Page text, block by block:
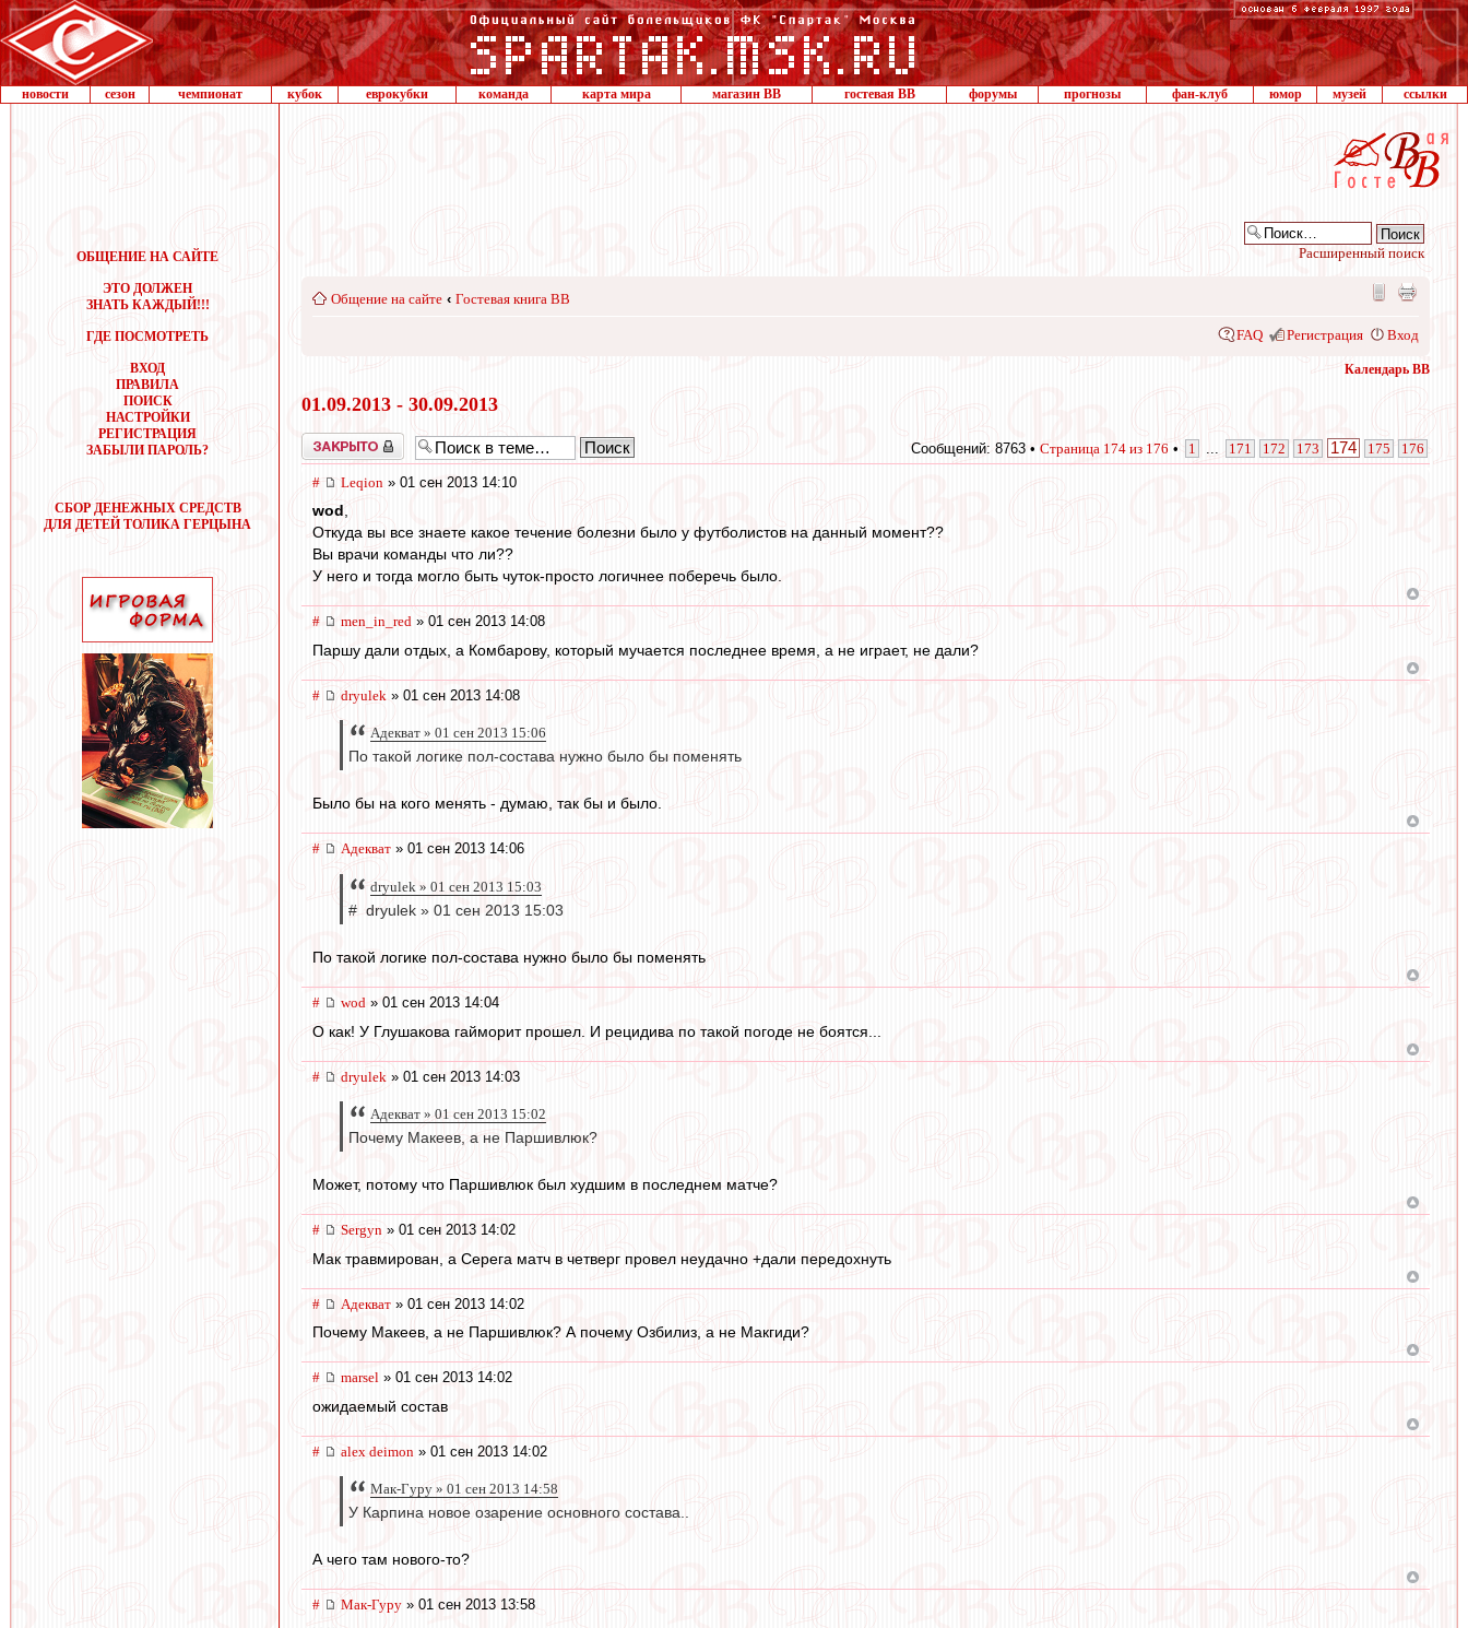
новости сезон чемпионат кубок еврокубки команда карта мира магазин ВВ гостевая ВВ форумы прогнозы фан-клуб юмор музей ссылки
ОБЩЕНИЕ НА САЙТЕ
ЭТО ДОЛЖЕН
ЗНАТЬ КАЖДЫЙ!!!
ГДЕ ПОСМОТРЕТЬ
ВХОД
ПРАВИЛА
ПОИСК
НАСТРОЙКИ
РЕГИСТРАЦИЯ
ЗАБЫЛИ ПАРОЛЬ?
СБОР ДЕНЕЖНЫХ СРЕДСТВ
ДЛЯ ДЕТЕЙ ТОЛИКА ГЕРЦЫНА
Расширенный поиск
Общение на сайте ‹ Гостевая книга ВВ
FAQ Регистрация Вход
Календарь ВВ
01.09.2013 - 30.09.2013
Закрыто Сообщений: 8763 • Страница 174 из 176 • 1 171 172 173 174 175 176
# Leqion » 01 сен 2013 14:10
wod,
Откуда вы все знаете какое течение болезни было у футболистов на данный момент??
Вы врачи команды что ли??
У него и тогда могло быть чуток-просто логичнее поберечь было.
# men_in_red » 01 сен 2013 14:08
Паршу дали отдых, а Комбарову, который мучается последнее время, а не играет, не дали?
# dryulek » 01 сен 2013 14:08
Адекват » 01 сен 2013 15:06
По такой логике пол-состава нужно было бы поменять
Было бы на кого менять - думаю, так бы и было.
# Адекват » 01 сен 2013 14:06
dryulek » 01 сен 2013 15:03
# dryulek » 01 сен 2013 15:03
По такой логике пол-состава нужно было бы поменять
# wod » 01 сен 2013 14:04
О как! У Глушакова гайморит прошел. И рецидива по такой погоде не боятся...
# dryulek » 01 сен 2013 14:03
Адекват » 01 сен 2013 15:02
Почему Макеев, а не Паршивлюк?
Может, потому что Паршивлюк был худшим в последнем матче?
# Sergyn » 01 сен 2013 14:02
Мак травмирован, а Серега матч в четверг провел неудачно +дали передохнуть
# Адекват » 01 сен 2013 14:02
Почему Макеев, а не Паршивлюк? А почему Озбилиз, а не Макгиди?
# marsel » 01 сен 2013 14:02
ожидаемый состав
# alex deimon » 01 сен 2013 14:02
Мак-Гуру » 01 сен 2013 14:58
У Карпина новое озарение основного состава..
А чего там нового-то?
# Мак-Гуру » 01 сен 2013 13:58